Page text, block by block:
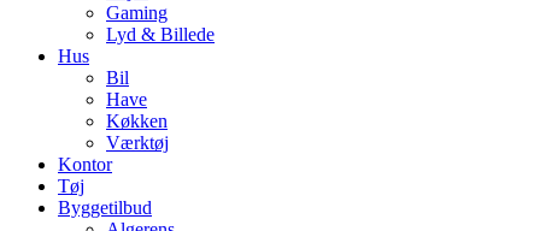
Gaming
Lyd & Billede
Hus
Bil
Have
Køkken
Værktøj
Kontor
Tøj
Byggetilbud